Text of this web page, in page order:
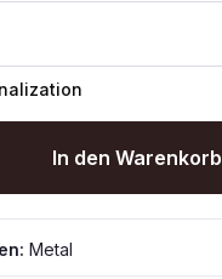
In den Warenkorb
Metal